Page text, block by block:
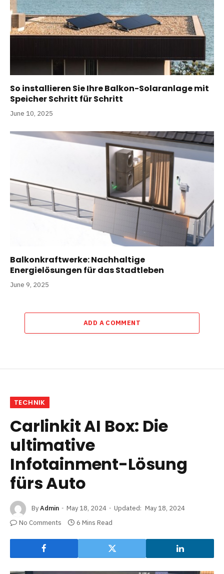
So installieren Sie Ihre Balkon-Solaranlage mit
Speicher Schritt für Schritt
June 10, 2025
Balkonkraftwerke: Nachhaltige
Energielösungen für das Stadtleben
June 9, 2025
ADD A COMMENT
TECHNIK
Carlinkit AI Box: Die
ultimative
Infotainment-Lösung
fürs Auto
ByAdmin May 18, 2024 Updated: May 18, 2024
No Comments
6 Mins Read